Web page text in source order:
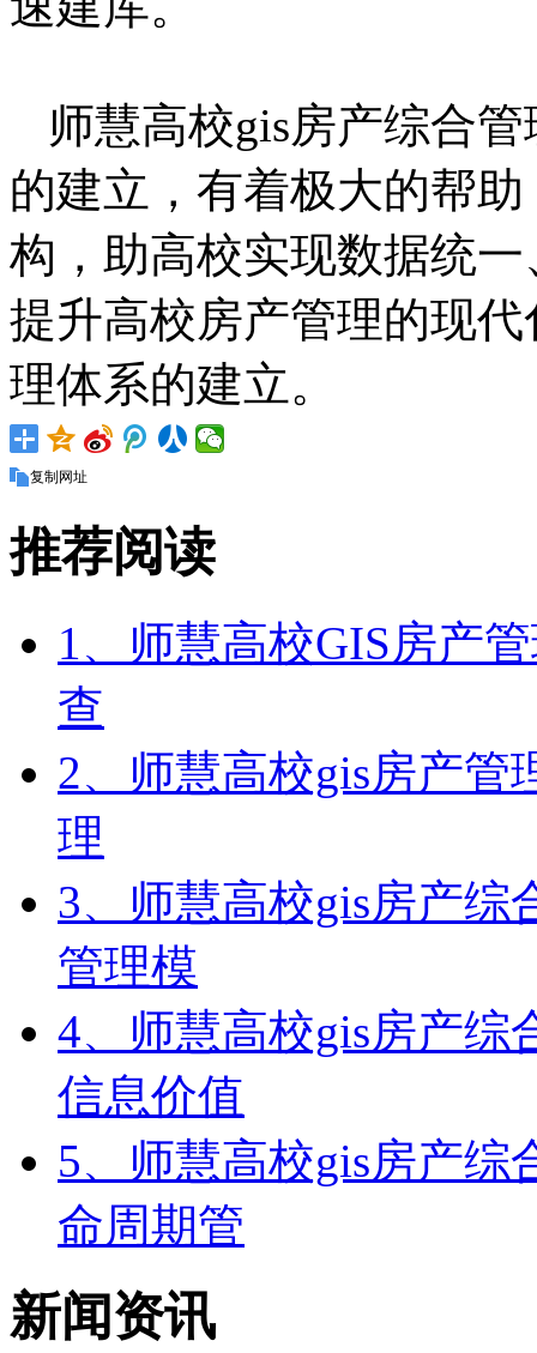
师慧高校gis房产综合
的建立，有着极大的帮
构，助高校实现数据统
提升高校房产管理的现
理体系的建立。
复制网址
推荐阅读
1、师慧高校GIS房产
查
2、师慧高校gis房产管
理
3、​师慧高校gis房产综
管理模
4、师慧高校gis房产综
信息价值
5、师慧高校gis房产综
命周期管
新闻资讯